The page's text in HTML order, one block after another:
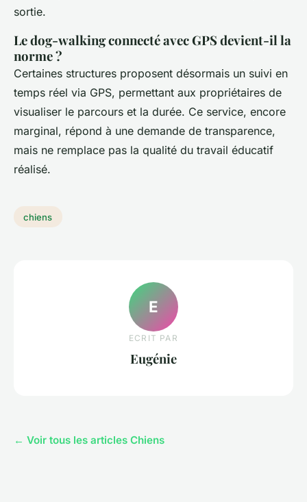
sortie.
Le dog-walking connecté avec GPS devient-il la
norme ?
Certaines structures proposent désormais un suivi en
temps réel via GPS, permettant aux propriétaires de
visualiser le parcours et la durée. Ce service, encore
marginal, répond à une demande de transparence,
mais ne remplace pas la qualité du travail éducatif
réalisé.
chiens
E
ECRIT PAR
Eugénie
← Voir tous les articles Chiens